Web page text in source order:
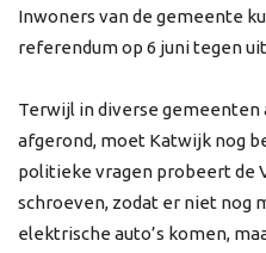
Inwoners van de gemeente
referendum op 6 juni tegen
Terwijl in diverse gemeenten
afgerond, moet Katwijk nog
politieke vragen probeert de
schroeven, zodat er niet nog
elektrische auto’s komen,